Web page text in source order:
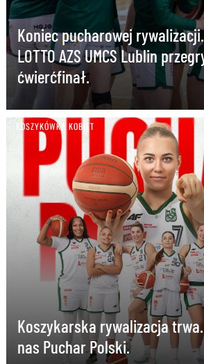
Koniec pucharowej
LOTTO AZS UMCS Lublin
ćwierćfinał.
KOSZYKÓWKA KOBIET
Koszykarska rywalizacja
nas Puchar Polski.